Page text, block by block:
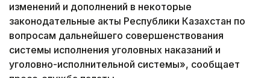
изменений и дополнений в некоторые
законодательные акты Республики Казахстан по
вопросам дальнейшего совершенствования
системы исполнения уголовных наказаний и
уголовно-исполнительной системы», сообщает